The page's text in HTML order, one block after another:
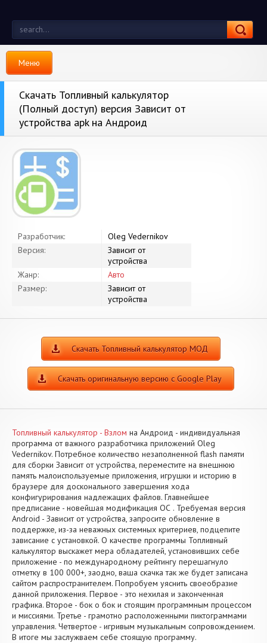
Меню
Скачать Топливный калькулятор
(Полный доступ) версия Зависит от
устройства apk на Андроид
Разработчик:
Oleg Vedernikov
Версия:
Зависит от
устройства
Жанр:
Авто
Размер:
Зависит от
устройства
Скачать Топливный калькулятор МОД
Скачать оригинальную версию с Google Play
Топливный калькулятор - Взлом на Андроид - индивидуальная
программа от важного разработчика приложений Oleg
Vedernikov. Потребное количество незаполненной flash памяти
для сборки Зависит от устройства, переместите на внешнюю
память малоиспользуемые приложения, игрушки и историю в
браузере для досконального завершения хода
конфигурирования надлежащих файлов. Главнейшее
предписание - новейшая модификация ОС . Требуемая версия
Android - Зависит от устройства, запросите обновление в
поддержке, из-за неважных системных критериев, подцепите
зависание с установкой. О качестве программы Топливный
калькулятор выскажет мера обладателей, установивших себе
приложение - по международному рейтингу перешагнуло
отметку в 100 000+, заодно, ваша скачка так же будет записана
сайтом распространителем. Попробуем уяснить своеобразие
данной приложения. Первое - это нехилая и законченная
графика. Второе - бок о бок и стоящим программным процессом
и миссиями. Третье - грамотно расположенными пиктограммами
управления. Четвертое - игривым музыкальным сопровождением.
В итоге мы заслужваем себе стоящую программу.